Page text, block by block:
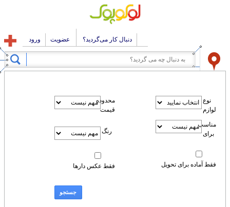
دنبال کار می‌گردید؟ عضویت ورود
برای تحویل فقط عکس دارها